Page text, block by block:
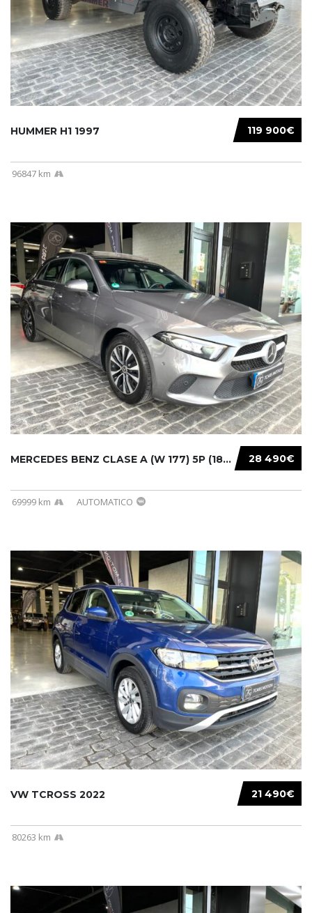
119 900€
HUMMER H1 1997
96847 km
28 490€
MERCEDES BENZ CLASE A (W 177) 5P (18-) 2020....
69999 km AUTOMATICO
21 490€
VW TCROSS 2022
80263 km